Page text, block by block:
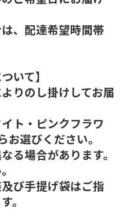
、配達希望時間帯
いて】
りのし掛けしてお届
ト・ピンクフラワ
選びください。
る場合があります。
び手提げ袋はご指
。